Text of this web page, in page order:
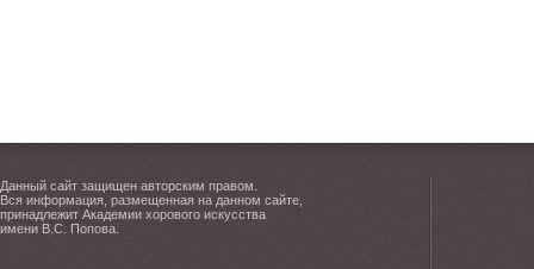
Данный сайт защищен авторским правом.
Вся информация, размещенная на данном сайте,
принадлежит Академии хорового искусства
имени В.С. Попова.